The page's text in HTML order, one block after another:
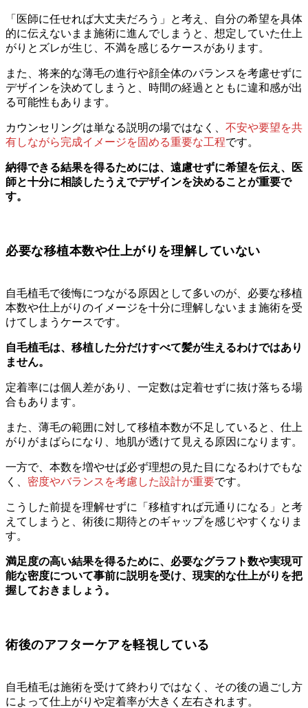
「医師に任せれば大丈夫だろう」と考え、自分の希望を具体
的に伝えないまま施術に進んでしまうと、想定していた仕上
がりとズレが生じ、不満を感じるケースがあります。
また、将来的な薄毛の進行や顔全体のバランスを考慮せずに
デザインを決めてしまうと、時間の経過とともに違和感が出
る可能性もあります。
カウンセリングは単なる説明の場ではなく、 不安や要望を共
有しながら完成イメージを固める重要な工程です。
納得できる結果を得るためには、遠慮せずに希望を伝え、医
師と十分に相談したうえでデザインを決めることが重要で
す。
必要な移植本数や仕上がりを理解していない
自毛植毛で後悔につながる原因として多いのが、必要な移植
本数や仕上がりのイメージを十分に理解しないまま施術を受
けてしまうケースです。
自毛植毛は、移植した分だけすべて髪が生えるわけではあり
ません。
定着率には個人差があり、一定数は定着せずに抜け落ちる場
合もあります。
また、薄毛の範囲に対して移植本数が不足していると、仕上
がりがまばらになり、地肌が透けて見える原因になります。
一方で、本数を増やせば必ず理想の見た目になるわけでもな
く、 密度やバランスを考慮した設計が重要です。
こうした前提を理解せずに「移植すれば元通りになる」と考
えてしまうと、術後に期待とのギャップを感じやすくなりま
す。
満足度の高い結果を得るために、必要なグラフト数や実現可
能な密度について事前に説明を受け、現実的な仕上がりを把
握しておきましょう。
術後のアフターケアを軽視している
自毛植毛は施術を受けて終わりではなく、その後の過ごし方
によって仕上がりや定着率が大きく左右されます。